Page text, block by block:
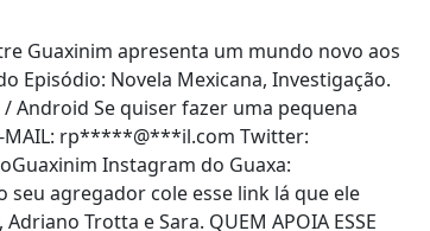
Guaxinim apresenta um mundo novo aos
Episódio: Novela Mexicana, Investigação.
Android Se quiser fazer uma pequena
rp*****@***il.com Twitter:
Instagram do Guaxa:
agregador cole esse link lá que ele
Trotta e Sara. QUEM APOIA ESSE